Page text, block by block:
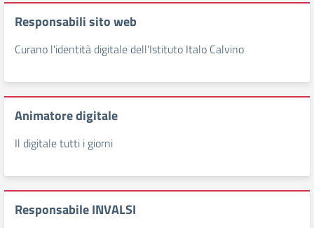
Responsabili sito web
Curano l'identità digitale dell'Istituto Italo Calvino
Animatore digitale
Il digitale tutti i giorni
Responsabile INVALSI